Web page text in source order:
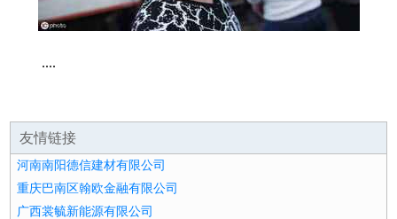
....
友情链接
河南南阳德信建材有限公司
重庆巴南区翰欧金融有限公司
广西裳毓新能源有限公司